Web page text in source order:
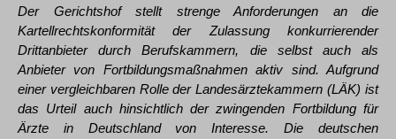
Der Gerichtshof stellt strenge Anforderungen an die
Kartellrechtskonformität der Zulassung konkurrierender
Drittanbieter durch Berufskammern, die selbst auch als
Anbieter von Fortbildungsmaßnahmen aktiv sind. Aufgrund
einer vergleichbaren Rolle der Landesärztekammern (LÄK) ist
das Urteil auch hinsichtlich der zwingenden Fortbildung für
Ärzte in Deutschland von Interesse. Die deutschen